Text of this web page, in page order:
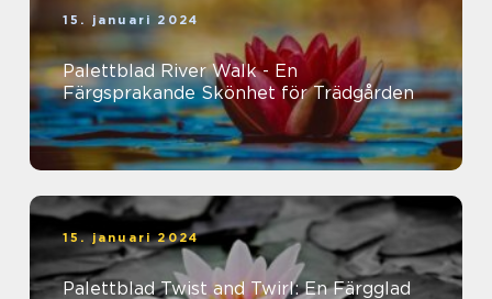
15. januari 2024
Palettblad River Walk - En
Färgsprakande Skönhet för Trädgården
15. januari 2024
Palettblad Twist and Twirl: En Färgglad